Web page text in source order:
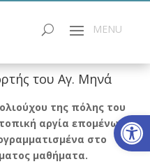
του Αγ. Μηνά
της πόλης του
αργία επομένως δε
στο
μαθήματα.